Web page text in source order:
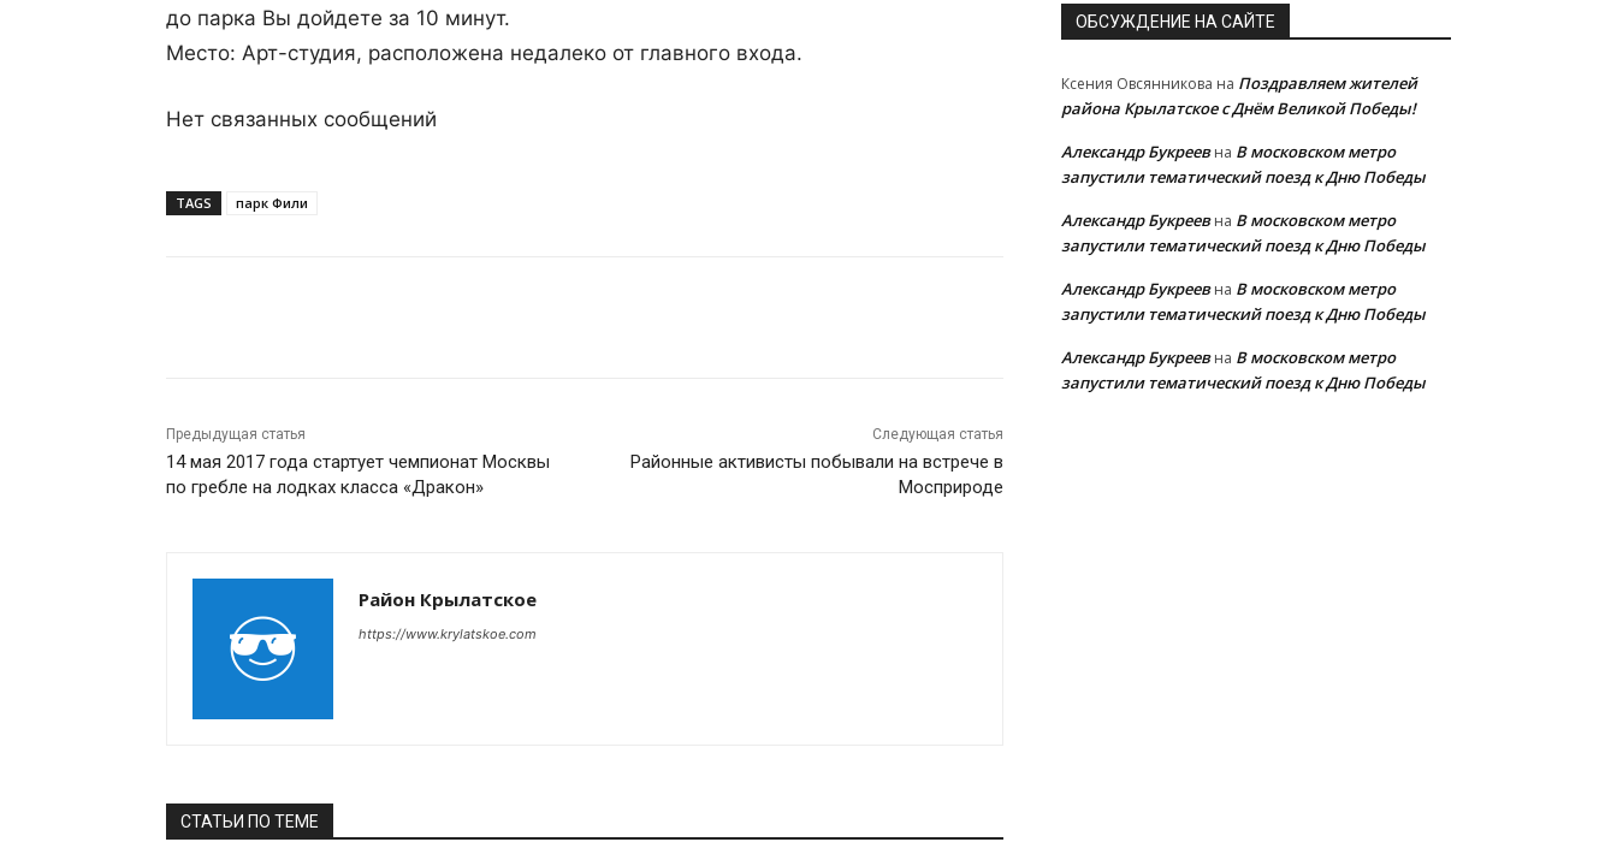
до парка Вы дойдете за 10 минут.
Место: Арт-студия, расположена недалеко от главного входа.
Нет связанных сообщений
TAGS парк Фили
Предыдущая статья
14 мая 2017 года стартует чемпионат Москвы
по гребле на лодках класса «Дракон»
Следующая статья
Районные активисты побывали на встрече в
Мосприроде
Район Крылатское
https://www.krylatskoe.com
СТАТЬИ ПО ТЕМЕ
ОБСУЖДЕНИЕ НА САЙТЕ
Ксения Овсянникова на Поздравляем жителей
района Крылатское с Днём Великой Победы!
Александр Букреевна В московском метро
запустили тематический поезд к Дню Победы
Александр Букреевна В московском метро
запустили тематический поезд к Дню Победы
Александр Букреевна В московском метро
запустили тематический поезд к Дню Победы
Александр Букреевна В московском метро
запустили тематический поезд к Дню Победы